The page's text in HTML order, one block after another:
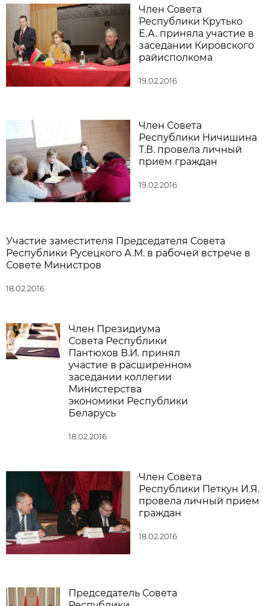
Член Совета
Республики Крутько
Е.А. приняла участие в
заседании Кировского
райисполкома
19.02.2016
Член Совета
Республики Ничишина
Т.В. провела личный
прием граждан
19.02.2016
Участие заместителя Председателя Совета
Республики Русецкого А.М. в рабочей встрече в
Совете Министров
18.02.2016
Член Президиума
Совета Республики
Пантюхов В.И. принял
участие в расширенном
заседании коллегии
Министерства
экономики Республики
Беларусь
18.02.2016
Член Совета
Республики Петкун И.Я.
провела личный прием
граждан
18.02.2016
Председатель Совета